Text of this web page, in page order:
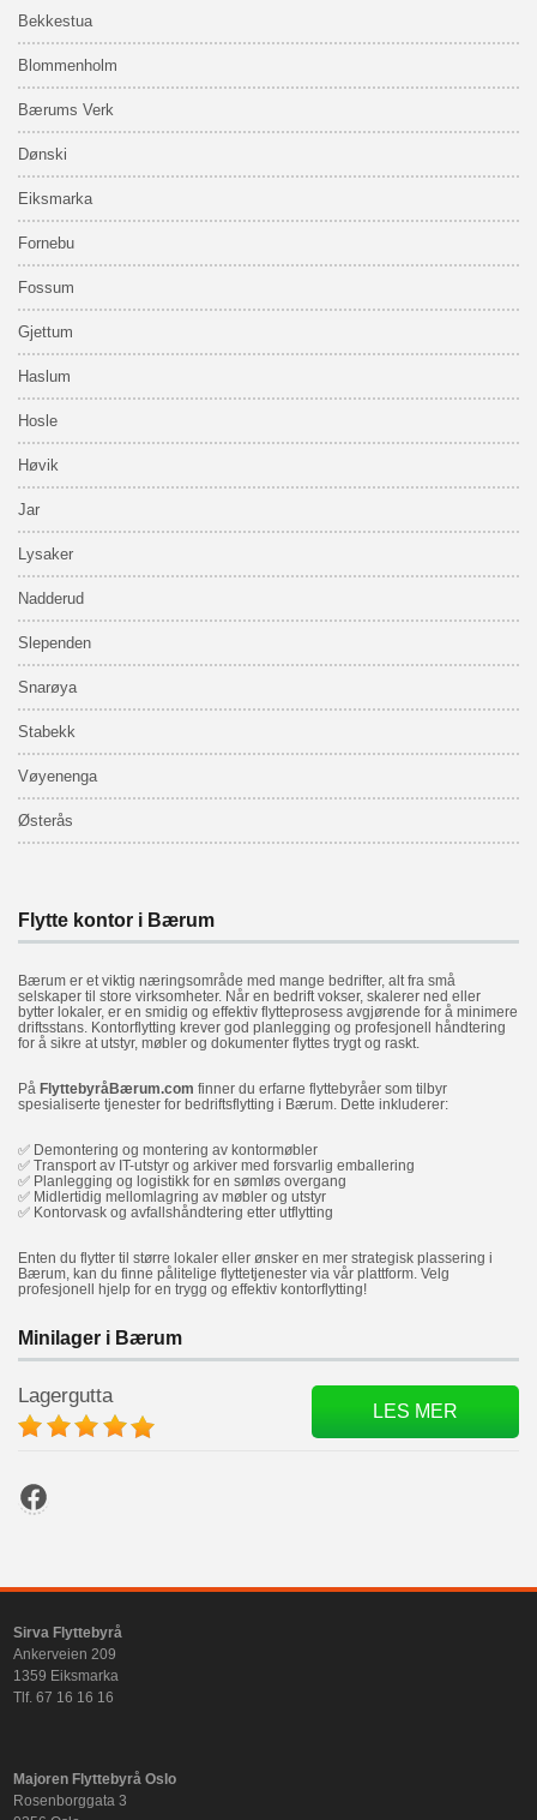
Bekkestua
Blommenholm
Bærums Verk
Dønski
Eiksmarka
Fornebu
Fossum
Gjettum
Haslum
Hosle
Høvik
Jar
Lysaker
Nadderud
Slependen
Snarøya
Stabekk
Vøyenenga
Østerås
Flytte kontor i Bærum
Bærum er et viktig næringsområde med mange bedrifter, alt fra små
selskaper til store virksomheter. Når en bedrift vokser, skalerer ned eller
bytter lokaler, er en smidig og effektiv flytteprosess avgjørende for å minimere
driftsstans. Kontorflytting krever god planlegging og profesjonell håndtering
for å sikre at utstyr, møbler og dokumenter flyttes trygt og raskt.
På FlyttebyråBærum.com finner du erfarne flyttebyråer som tilbyr
spesialiserte tjenester for bedriftsflytting i Bærum. Dette inkluderer:
✅ Demontering og montering av kontormøbler
✅ Transport av IT-utstyr og arkiver med forsvarlig emballering
✅ Planlegging og logistikk for en sømløs overgang
✅ Midlertidig mellomlagring av møbler og utstyr
✅ Kontorvask og avfallshåndtering etter utflytting
Enten du flytter til større lokaler eller ønsker en mer strategisk plassering i
Bærum, kan du finne pålitelige flyttetjenester via vår plattform. Velg
profesjonell hjelp for en trygg og effektiv kontorflytting!
Minilager i Bærum
Lagergutta
LES MER
Facebook
Sirva Flyttebyrå
Ankerveien 209
1359 Eiksmarka
Tlf. 67 16 16 16
Majoren Flyttebyrå Oslo
Rosenborggata 3